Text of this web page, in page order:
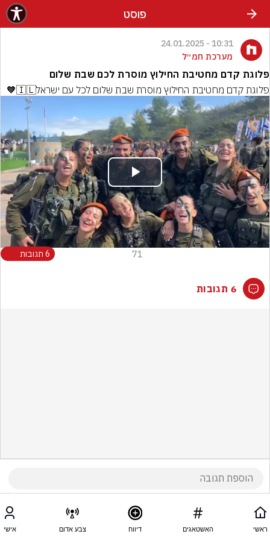
פוסט
10:31 - 24.01.2025
מערכת חמ״ל
פלוגת קדם מחטיבת החילוץ מוסרת לכם שבת שלום
פלוגת קדם מחטיבת החילוץ מוסרת שבת שלום לכל עם ישראל🇮🇱🧡
Play
Video
71 6 תגובות
6 תגובות
ראשי האשטאגים דיווח צבע אדום אישי